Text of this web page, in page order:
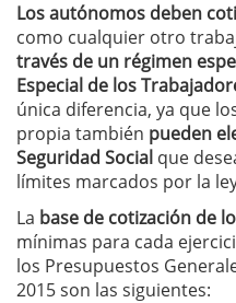
Los autónomos deben
como cualquier otro
través de un régimen
Especial de los
única diferencia, ya que
propia también pueden
Seguridad Social que
límites marcados por la
La base de cotización de
mínimas para cada
los Presupuestos
2015 son las siguientes: